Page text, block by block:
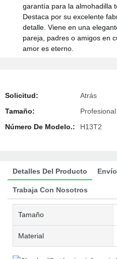
garantía para la almohadilla
Destaca por su excelente
detalle. Viene en una
pareja, padres o amigos en
amor es eterno.
Solicitud:
Atrás
Tamaño:
Número De Modelo.:
H13T2
Detalles Del Producto
Trabaja Con Nosotros
Tamaño
Material